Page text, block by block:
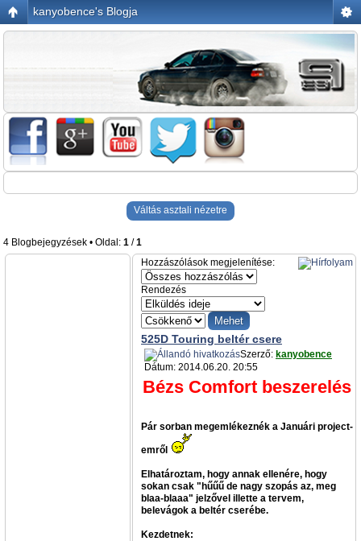
kanyobence's Blogja
Váltás asztali nézetre
4 Blogbejegyzések • Oldal: 1 /1
Hozzászólások megjelenítése:
Rendezés
525D Touring beltér csere
Szerző: kanyobence
Dátum: 2014.06.20. 20:55
Bézs Comfort beszerelés
Pár sorban megemlékeznék a Januári project-
emről
Elhatároztam, hogy annak ellenére, hogy
sokan csak "hűűű de nagy szopás az, meg
blaa-blaaa" jelzővel illette a tervem,
belevágok a beltér cserébe.
Kezdetnek: